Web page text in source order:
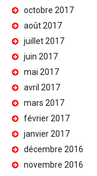
octobre 2017
août 2017
juillet 2017
juin 2017
mai 2017
avril 2017
mars 2017
février 2017
janvier 2017
décembre 2016
novembre 2016